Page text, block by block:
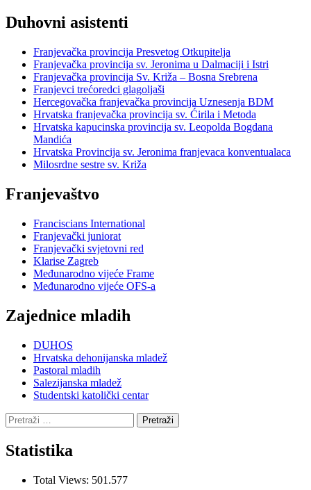
Duhovni asistenti
Franjevačka provincija Presvetog Otkupitelja
Franjevačka provincija sv. Jeronima u Dalmaciji i Istri
Franjevačka provincija Sv. Križa – Bosna Srebrena
Franjevci trećoredci glagoljaši
Hercegovačka franjevačka provincija Uznesenja BDM
Hrvatska franjevačka provincija sv. Ćirila i Metoda
Hrvatska kapucinska provincija sv. Leopolda Bogdana
Mandića
Hrvatska Provincija sv. Jeronima franjevaca konventualaca
Milosrdne sestre sv. Križa
Franjevaštvo
Franciscians International
Franjevački juniorat
Franjevački svjetovni red
Klarise Zagreb
Međunarodno vijeće Frame
Međunarodno vijeće OFS-a
Zajednice mladih
DUHOS
Hrvatska dehonijanska mladež
Pastoral mladih
Salezijanska mladež
Studentski katolički centar
Pretraži:
Statistika
Total Views: 501.577